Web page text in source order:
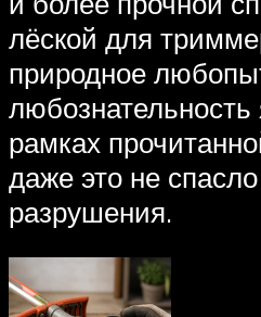
лёской для
природное
рамках
даже это не
разрушения.